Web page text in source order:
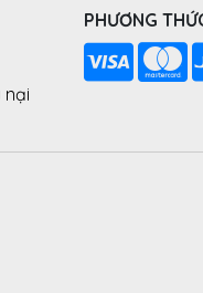
nại
PHƯƠNG